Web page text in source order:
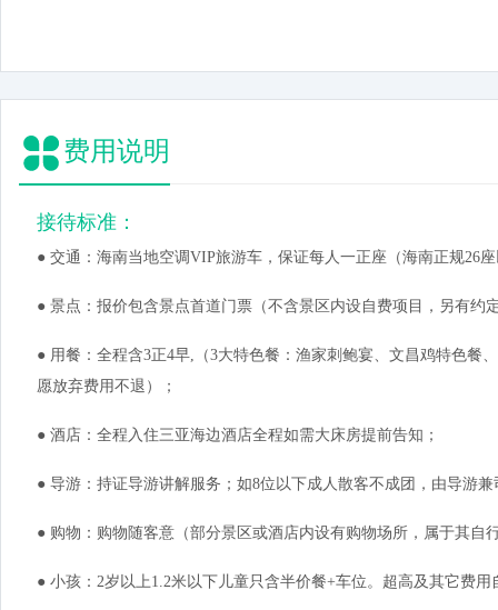
费用说明
接待标准：
● 交通：海南当地空调VIP旅游车，保证每人一正座（海南正规26
● 景点：报价包含景点首道门票（不含景区内设自费项目，另有
● 用餐：全程含3正4早,（3大特色餐：渔家刺鲍宴、文昌鸡特色餐
愿放弃费用不退）；
● 酒店：全程入住三亚海边酒店全程如需大床房提前告知；
● 导游：持证导游讲解服务；如8位以下成人散客不成团，由导游兼
● 购物：购物随客意（部分景区或酒店内设有购物场所，属于其自
● 小孩：2岁以上1.2米以下儿童只含半价餐+车位。超高及其它费